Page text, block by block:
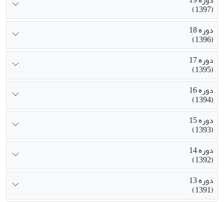
(1397)
دوره 18
(1396)
دوره 17
(1395)
دوره 16
(1394)
دوره 15
(1393)
دوره 14
(1392)
دوره 13
(1391)